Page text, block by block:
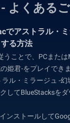
よくある
でアストラル・
る方法
うことで、PCまた
姫君-をプレイでき
ラル・ミラージュ -
してBlueStacksを
ンストールして